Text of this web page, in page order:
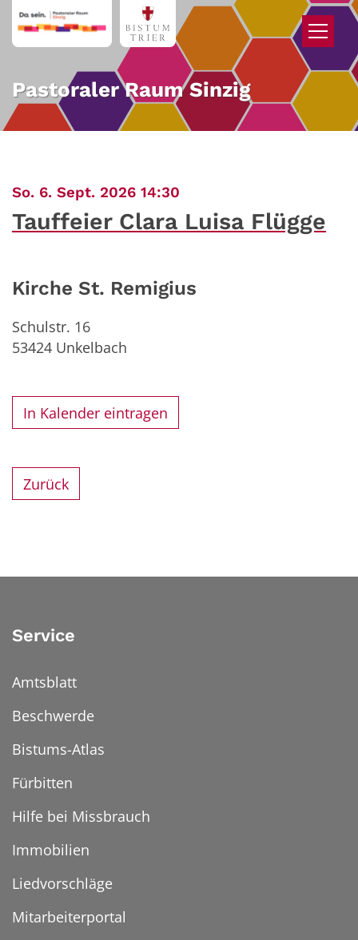
Zum Inhalt springen
Pastoraler Raum Sinzig
So. 6. Sept. 2026 14:30
Tauffeier Clara Luisa Flügge
Kirche St. Remigius
Schulstr. 16
53424 Unkelbach
In Kalender eintragen
Zurück
Service
Amtsblatt
Beschwerde
Bistums-Atlas
Fürbitten
Hilfe bei Missbrauch
Immobilien
Liedvorschläge
Mitarbeiterportal